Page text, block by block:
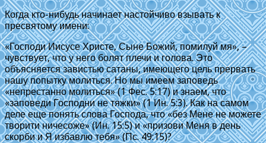
Когда кто-нибудь начинает настойчиво взывать к
пресвятому имени:
«Господи Иисусе Христе, Сыне Божий, помилуй мя», –
чувствует, что у него болят плечи и голова. Это
объясняется завистью сатаны, имеющего цель прервать
нашу попытку молиться. Но мы имеем заповедь
«непрестанно молиться» (1 Фес. 5:17) и знаем, что
«заповеди Господни не тяжки» (1 Ин. 5:3). Как на самом
деле еще понять слова Господа, что «без Мене не можете
творити ничесоже» (Ин. 15:5) и «призови Меня в день
скорби и Я избавлю тебя» (Пс. 49:15)?